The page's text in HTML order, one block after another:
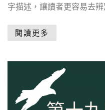
字描述，讓讀者更容易去辨
閱讀更多